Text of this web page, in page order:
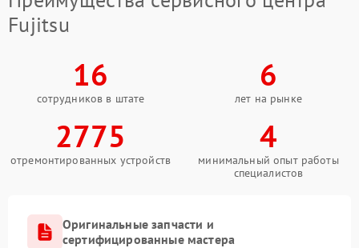
Fujitsu
16
сотрудников в штате
6
лет на рынке
2775
отремонтированных устройств
4
минимальный опыт работы
специалистов
Оригинальные запчасти и
сертифицированные мастера